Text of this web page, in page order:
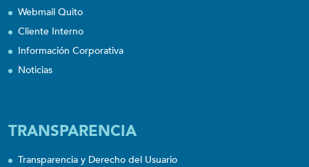
Webmail Quito
Cliente Interno
Información Corporativa
Noticias
TRANSPARENCIA
Transparencia y Derecho del Usuario